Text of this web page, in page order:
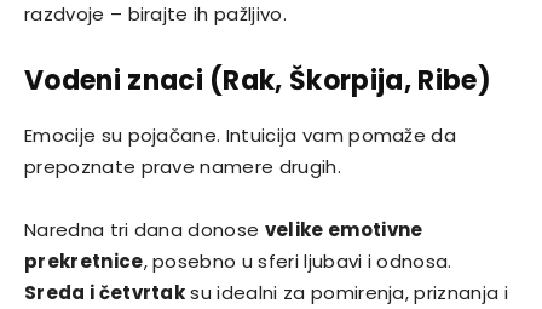
razdvoje – birajte ih pažljivo.
Vodeni znaci (Rak, Škorpija, Ribe)
Emocije su pojačane. Intuicija vam pomaže da
prepoznate prave namere drugih.
Naredna tri dana donose velike emotivne
prekretnice, posebno u sferi ljubavi i odnosa.
Sreda i četvrtaksu idealni za pomirenja, priznanja i